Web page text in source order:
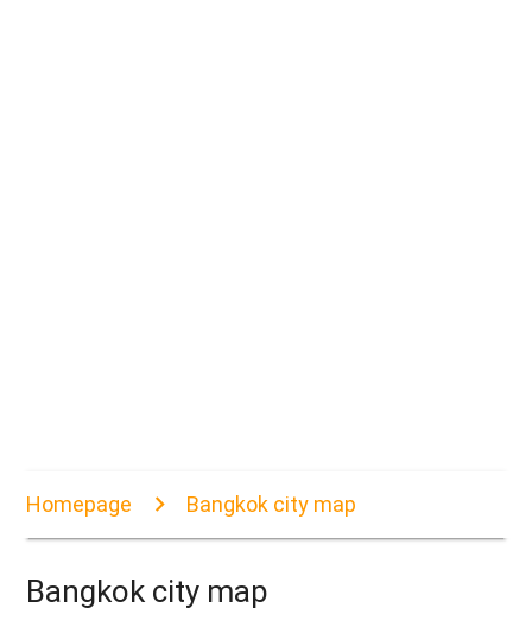
Homepage Bangkok city map
Bangkok city map